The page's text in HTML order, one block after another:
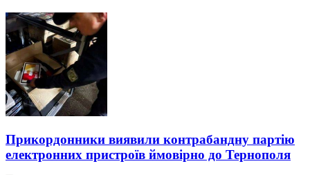
Прикордонники виявили контрабандну партію
електронних пристроїв ймовірно до Тернополя